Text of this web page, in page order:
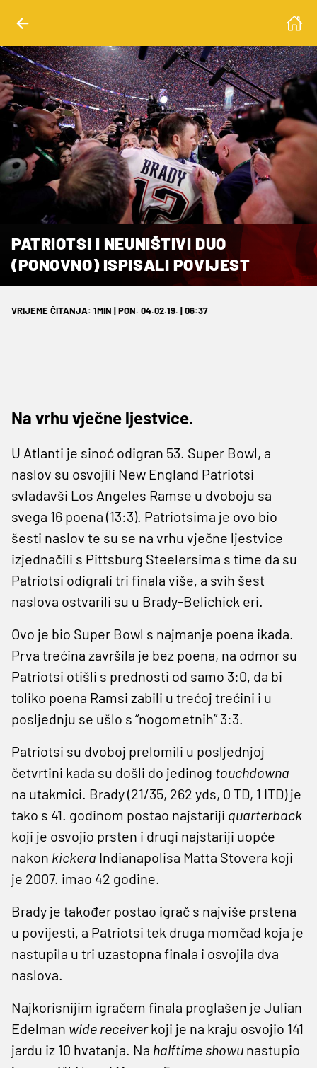
PATRIOTSI I NEUNIŠTIVI DUO
(PONOVNO) ISPISALI POVIJEST
VRIJEME ČITANJA: 1MIN | PON. 04.02.19. | 06:37
Na vrhu vječne ljestvice.
U Atlanti je sinoć odigran 53. Super Bowl, a
naslov su osvojili New England Patriotsi
svladavši Los Angeles Ramse u dvoboju sa
svega 16 poena (13:3). Patriotsima je ovo bio
šesti naslov te su se na vrhu vječne ljestvice
izjednačili s Pittsburg Steelersima s time da su
Patriotsi odigrali tri finala više, a svih šest
naslova ostvarili su u Brady-Belichick eri.
Ovo je bio Super Bowl s najmanje poena ikada.
Prva trećina završila je bez poena, na odmor su
Patriotsi otišli s prednosti od samo 3:0, da bi
toliko poena Ramsi zabili u trećoj trećini i u
posljednju se ušlo s “nogometnih” 3:3.
Patriotsi su dvoboj prelomili u posljednjoj
četvrtini kada su došli do jedinog touchdowna
na utakmici. Brady (21/35, 262 yds, 0 TD, 1 ITD) je
tako s 41. godinom postao najstariji quarterback
koji je osvojio prsten i drugi najstariji uopće
nakon kickera Indianapolisa Matta Stovera koji
je 2007. imao 42 godine.
Brady je također postao igrač s najviše prstena
u povijesti, a Patriotsi tek druga momčad koja je
nastupila u tri uzastopna finala i osvojila dva
naslova.
Najkorisnijim igračem finala proglašen je Julian
Edelman wide receiverkoji je na kraju osvojio 141
jardu iz 10 hvatanja. Na halftime showu nastupio